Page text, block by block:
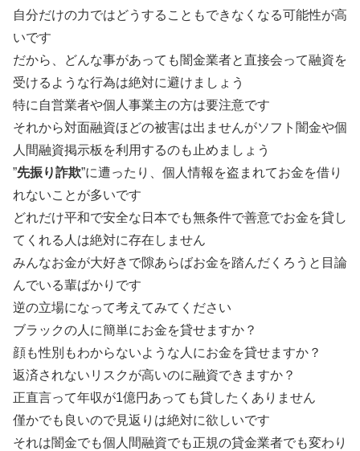
自分だけの力ではどうすることもできなくなる可能性が高
いです
だから、どんな事があっても闇金業者と直接会って融資を
受けるような行為は絶対に避けましょう
特に自営業者や個人事業主の方は要注意です
それから対面融資ほどの被害は出ませんがソフト闇金や個
人間融資掲示板を利用するのも止めましょう
”先振り詐欺”に遭ったり、個人情報を盗まれてお金を借り
れないことが多いです
どれだけ平和で安全な日本でも無条件で善意でお金を貸し
てくれる人は絶対に存在しません
みんなお金が大好きで隙あらばお金を踏んだくろうと目論
んでいる輩ばかりです
逆の立場になって考えてみてください
ブラックの人に簡単にお金を貸せますか？
顔も性別もわからないような人にお金を貸せますか？
返済されないリスクが高いのに融資できますか？
正直言って年収が1億円あっても貸したくありません
僅かでも良いので見返りは絶対に欲しいです
それは闇金でも個人間融資でも正規の貸金業者でも変わり